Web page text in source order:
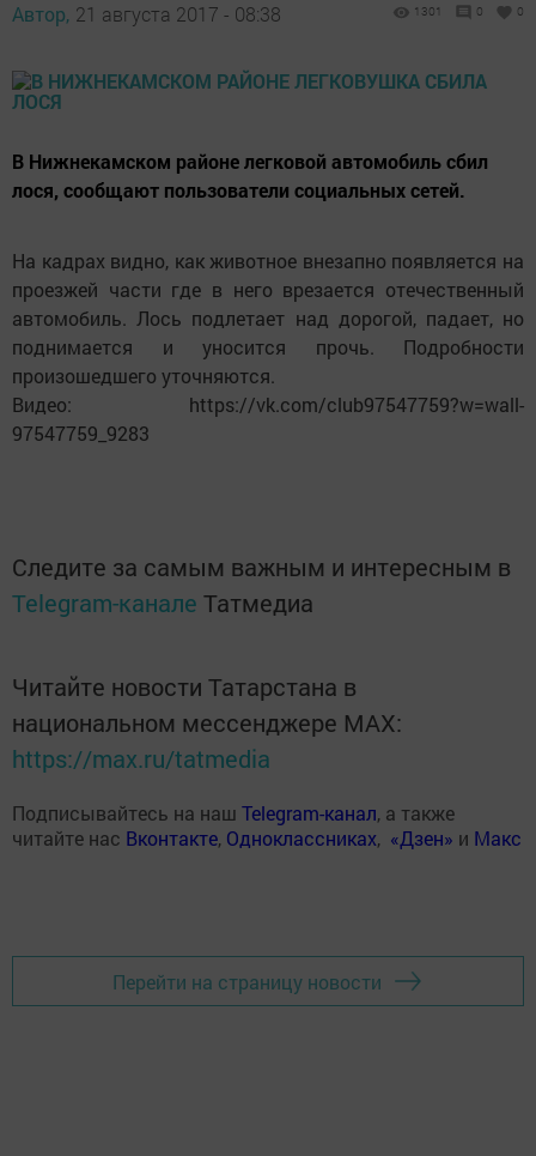
Автор, 21 августа 2017 - 08:38 1301 0 0
В Нижнекамском районе легковой автомобиль сбил
лося, сообщают пользователи социальных сетей.
На кадрах видно, как животное внезапно появляется на
проезжей части где в него врезается отечественный
автомобиль. Лось подлетает над дорогой, падает, но
поднимается и уносится прочь. Подробности
произошедшего уточняются.
Видео: https://vk.com/club97547759?w=wall-
97547759_9283
Следите за самым важным и интересным в
Telegram-канале Татмедиа
Читайте новости Татарстана в
национальном мессенджере MАХ:
https://max.ru/tatmedia
Подписывайтесь на наш Telegram-канал, а также
читайте нас Вконтакте, Одноклассниках, «Дзен» и Макс
Перейти на страницу новости